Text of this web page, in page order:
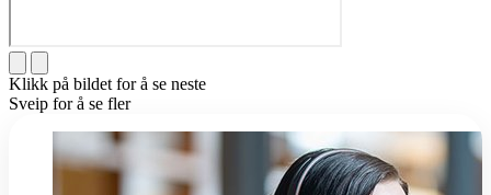
Klikk på bildet for å se neste
Sveip for å se fler